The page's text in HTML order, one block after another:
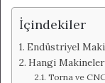
İçindekiler
Endüstriyel
Hangi
Torna ve